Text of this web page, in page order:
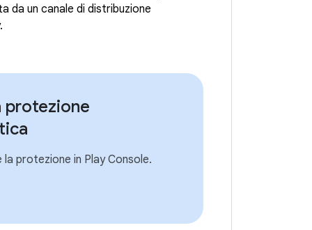
da un canale di distribuzione
protezione
la protezione in Play Console.